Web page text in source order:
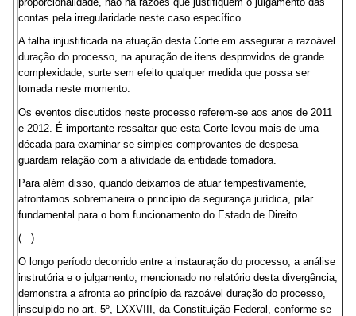
contas pela irregularidade neste caso específico.
A falha injustificada na atuação desta Corte em assegurar a razoável
duração do processo, na apuração de itens desprovidos de grande
complexidade, surte sem efeito qualquer medida que possa ser
tomada neste momento.
Os eventos discutidos neste processo referem-se aos anos de 2011
e 2012. É importante ressaltar que esta Corte levou mais de uma
década para examinar se simples comprovantes de despesa
guardam relação com a atividade da entidade tomadora.
Para além disso, quando deixamos de atuar tempestivamente,
afrontamos sobremaneira o princípio da segurança jurídica, pilar
fundamental para o bom funcionamento do Estado de Direito.
(...)
O longo período decorrido entre a instauração do processo, a análise
instrutória e o julgamento, mencionado no relatório desta divergência,
demonstra a afronta ao princípio da razoável duração do processo,
insculpido no art. 5º, LXXVIII, da Constituição Federal, conforme se